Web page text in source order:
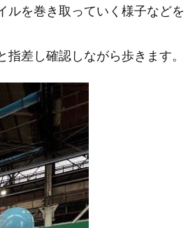
を巻き取っていく様子などを
差し確認しながら歩きます。